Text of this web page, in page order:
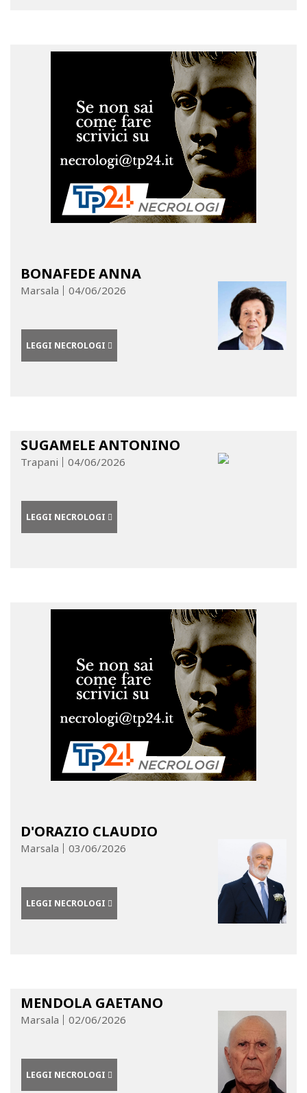
BONAFEDE ANNA
Marsala 04/06/2026
LEGGI NECROLOGI
SUGAMELE ANTONINO
Trapani 04/06/2026
LEGGI NECROLOGI
D'ORAZIO CLAUDIO
Marsala 03/06/2026
LEGGI NECROLOGI
MENDOLA GAETANO
Marsala 02/06/2026
LEGGI NECROLOGI